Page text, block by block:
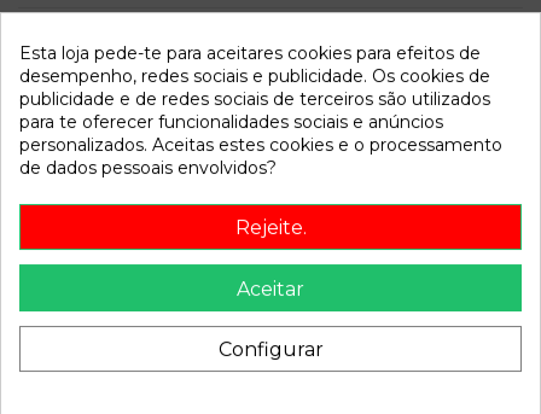
Trend | 08.04 - 12.07
Referência 810565
Disponível a partir de: 2022-04-06
Recambio de disco freno delantero para ford focus berlina
(cap) trend | 08.04 - 12.07 trend | 08.04 - 12.07 referencia
OEM IAM
Esta loja pede-te para aceitares cookies para efeitos de
desempenho, redes sociais e publicidade. Os cookies de
publicidade e de redes sociais de terceiros são utilizados
para te oferecer funcionalidades sociais e anúncios
personalizados. Aceitas estes cookies e o processamento
de dados pessoais envolvidos?
Rejeite.
Aceitar
Configurar